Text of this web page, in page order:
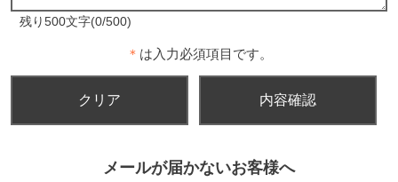
残り500文字(0/500)
＊ は入力必須項目です。
メールが届かないお客様へ